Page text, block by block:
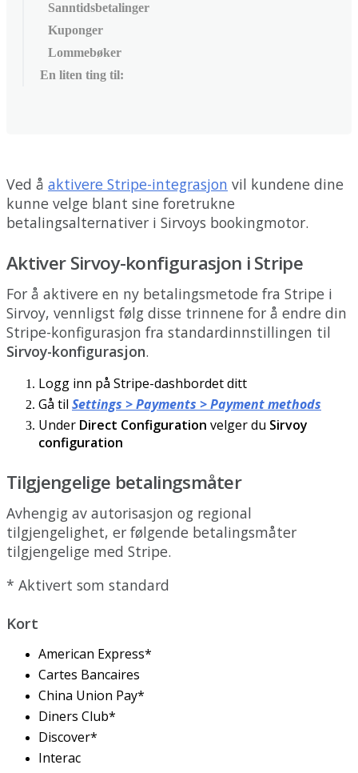
Sanntidsbetalinger
Kuponger
Lommebøker
En liten ting til:
Ved å aktivere Stripe-integrasjon vil kundene dine
kunne velge blant sine foretrukne
betalingsalternativer i Sirvoys bookingmotor.
Aktiver Sirvoy-konfigurasjon iStripe
For å aktivere en ny betalingsmetode fra Stripe i
Sirvoy, vennligst følg disse trinnene for å endre din
Stripe-konfigurasjon fra standardinnstillingen til
Sirvoy-konfigurasjon.
Logg inn på Stripe-dashbordetditt
Gå til Settings >Payments >Paymentmethods
Under Direct Configuration velgerdu Sirvoy
configuration
Tilgjengelige betalingsmåter
Avhengig av autorisasjon og regional
tilgjengelighet, er følgende betalingsmåter
tilgjengelige med Stripe.
* Aktivert som standard
Kort
American Express*
Cartes Bancaires
China Union Pay*
Diners Club*
Discover*
Interac